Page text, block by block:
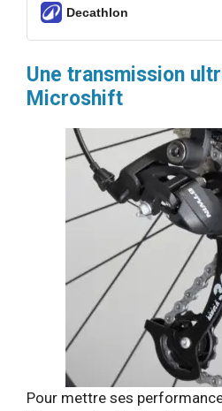
Decathlon
Une transmission
Microshift
Pour mettre ses